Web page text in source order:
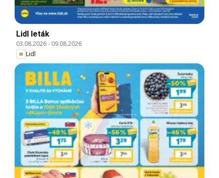
Lidl leták
03.08.2026- 09.08.2026
Lidl